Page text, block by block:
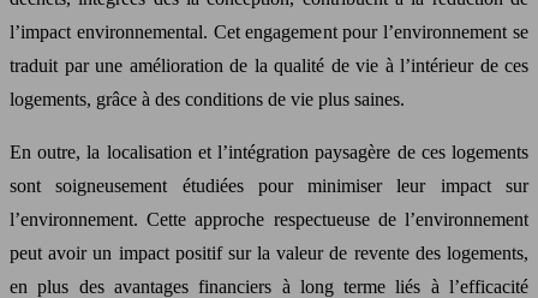
l’impact environnemental. Cet engagement pour l’environnement se
traduit par une amélioration de la qualité de vie à l’intérieur de ces
logements, grâce à des conditions de vie plus saines.
En outre, la localisation et l’intégration paysagère de ces logements
sont soigneusement étudiées pour minimiser leur impact sur
l’environnement. Cette approche respectueuse de l’environnement
peut avoir un impact positif sur la valeur de revente des logements,
en plus des avantages financiers à long terme liés à l’efficacité